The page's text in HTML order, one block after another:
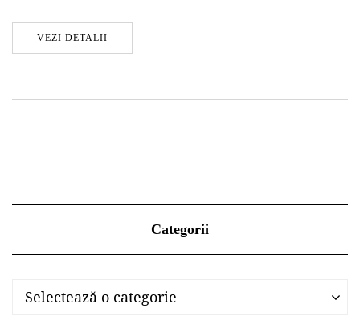
VEZI DETALII
Categorii
Categorii
Selectează o categorie
Categorii